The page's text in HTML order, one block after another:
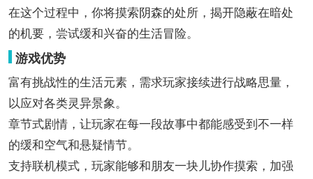
在这个过程中，你将摸索阴森的处所，揭开隐蔽在暗处
的机要，尝试缓和兴奋的生活冒险。
游戏优势
富有挑战性的生活元素，需求玩家接续进行战略思量，
以应对各类灵异景象。
章节式剧情，让玩家在每一段故事中都能感受到不一样
的缓和空气和悬疑情节。
支持联机模式，玩家能够和朋友一块儿协作摸索，加强